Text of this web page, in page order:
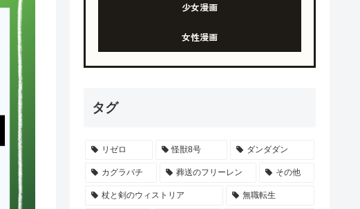
少女漫画
女性漫画
タグ
リゼロ 怪獣8号 ダンダダン
カグラバチ 葬送のフリーレン その他
杖と剣のウィストリア 無職転生